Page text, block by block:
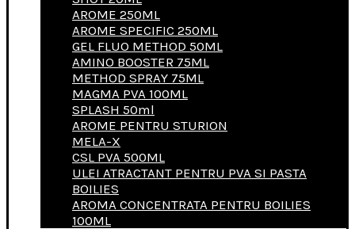
AROME 250ML
AROME SPECIFIC 250ML
GEL FLUO METHOD 50ML
AMINO BOOSTER 75ML
METHOD SPRAY 75ML
MAGMA PVA 100ML
SPLASH 50ml
AROME PENTRU STURION
MELA-X
CSL PVA 500ML
ULEI ATRACTANT PENTRU PVA SI PASTA
BOILIES
AROMA CONCENTRATA PENTRU BOILIES
100ML